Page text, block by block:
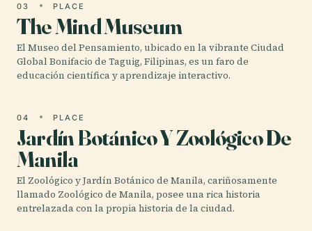
03 PLACE
The Mind Museum
El Museo del Pensamiento, ubicado en la vibrante Ciudad
Global Bonifacio de Taguig, Filipinas, es un faro de
educación científica y aprendizaje interactivo.
04 PLACE
Jardín Botánico Y Zoológico De
Manila
El Zoológico y Jardín Botánico de Manila, cariñosamente
llamado Zoológico de Manila, posee una rica historia
entrelazada con la propia historia de la ciudad.